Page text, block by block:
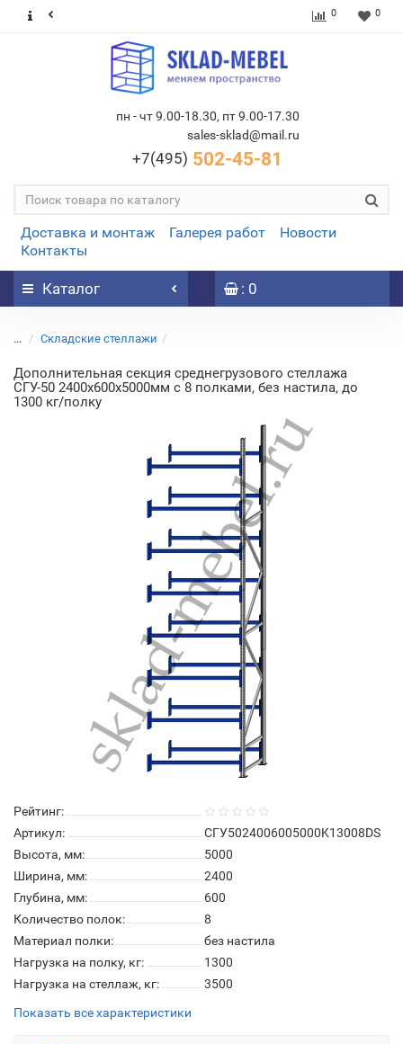
0 0
пн - чт 9.00-18.30, пт 9.00-17.30
sales-sklad@mail.ru
+7(495) 502-45-81
Доставка и монтаж Галерея работ
Новости
Контакты
Каталог : 0
... Складские стеллажи
Дополнительная секция среднегрузового стеллажа
СГУ-50 2400х600х5000мм с 8 полками, без настила, до
1300 кг/полку
Рейтинг:
Артикул:
СГУ5024006005000K13008DS
Высота, мм:
5000
Ширина, мм:
2400
Глубина, мм:
600
Количество полок:
8
Материал полки:
без настила
Нагрузка на полку, кг:
1300
Нагрузка на стеллаж, кг:
3500
Показать все характеристики